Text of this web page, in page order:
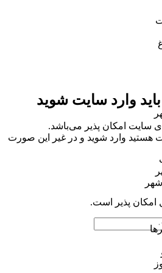
وارد سایت شوید
سایت امکان پذیر می‌باشد.
هستید وارد شوید و در غیر این صورت
امکان پذیر است.